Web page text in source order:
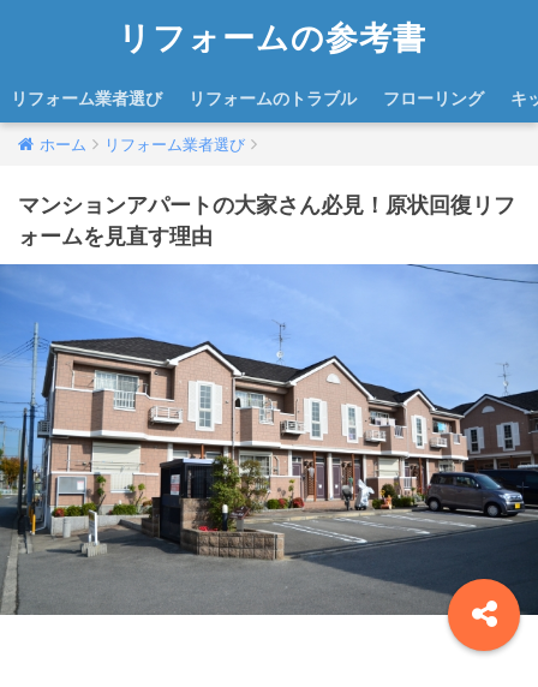
リフォームの参考書
リフォーム業者選び リフォームのトラブル フローリング キ
ホーム リフォーム業者選び
マンションアパートの大家さん必見！原状回復リフ
ォームを見直す理由